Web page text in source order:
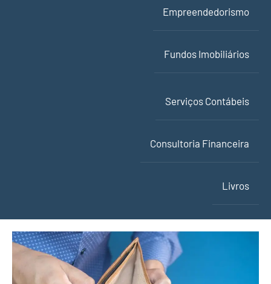
Empreendedorismo
Fundos Imobiliários
Serviços Contábeis
Consultoria Financeira
Livros